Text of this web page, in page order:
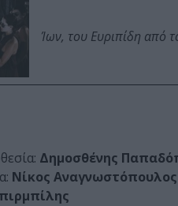
Ίων, του Ευριπίδη από
Δημοσθένης
Νίκος Αναγνωστόπουλος